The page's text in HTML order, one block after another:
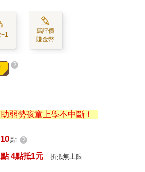
+1
寫評價
賺金幣
?
弱勢孩童上學不中斷！
10點 ?
4點抵1元 折抵無上限